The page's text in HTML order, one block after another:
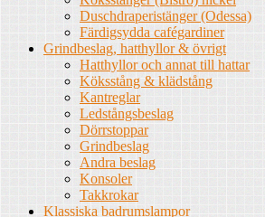
Duschdraperistänger (Odessa)
Färdigsydda cafégardiner
Grindbeslag, hatthyllor & övrigt
Hatthyllor och annat till hattar
Köksstång & klädstång
Kantreglar
Ledstångsbeslag
Dörrstoppar
Grindbeslag
Andra beslag
Konsoler
Takkrokar
Klassiska badrumslampor